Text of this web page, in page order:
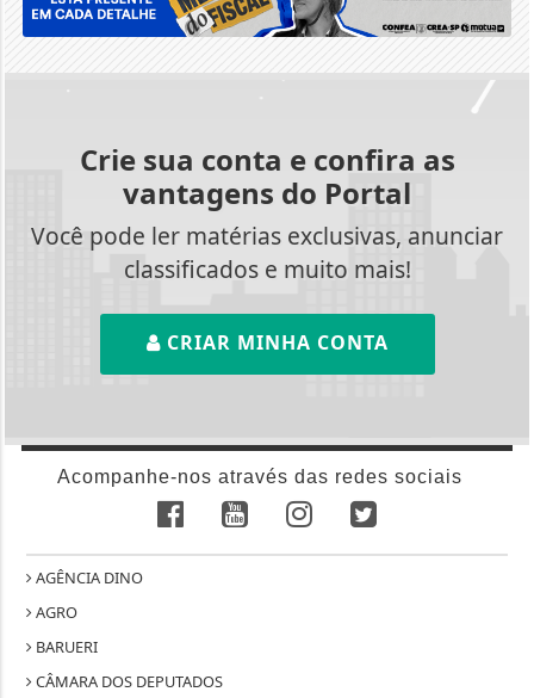
Crie sua conta e confira as
vantagens do Portal
Você pode ler matérias exclusivas, anunciar
classificados e muito mais!
CRIAR MINHA CONTA
Acompanhe-nos através das redes sociais
AGÊNCIA DINO
AGRO
BARUERI
CÂMARA DOS DEPUTADOS